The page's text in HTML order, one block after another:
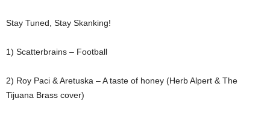
Stay Tuned, Stay Skanking!
1) Scatterbrains – Football
2) Roy Paci & Aretuska – A taste of honey (Herb Alpert & The
Tijuana Brass cover)